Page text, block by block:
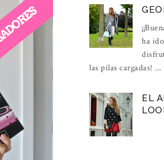
ha
las pilas cargadas! ...
EL